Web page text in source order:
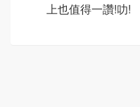
上也值得一讚!叻!